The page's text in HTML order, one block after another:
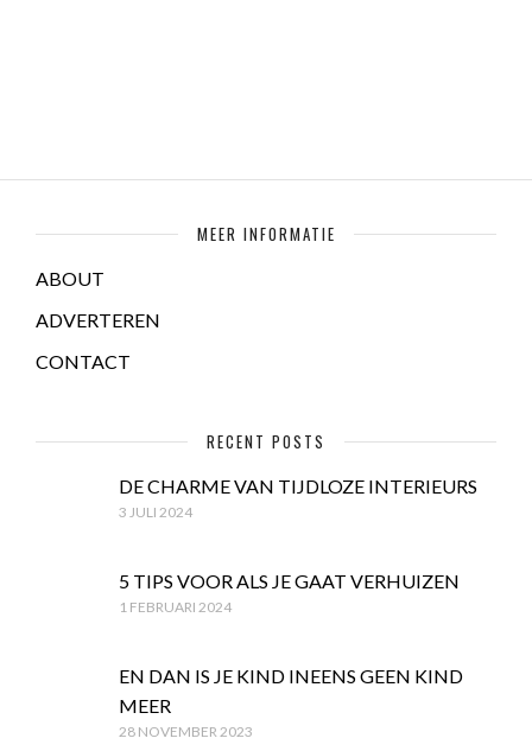
MEER INFORMATIE
ABOUT
ADVERTEREN
CONTACT
RECENT POSTS
DE CHARME VAN TIJDLOZE INTERIEURS
3 JULI 2024
5 TIPS VOOR ALS JE GAAT VERHUIZEN
1 FEBRUARI 2024
EN DAN IS JE KIND INEENS GEEN KIND
MEER
28 NOVEMBER 2023